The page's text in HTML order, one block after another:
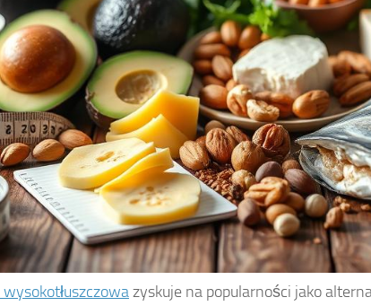
zyskuje na popularności jako